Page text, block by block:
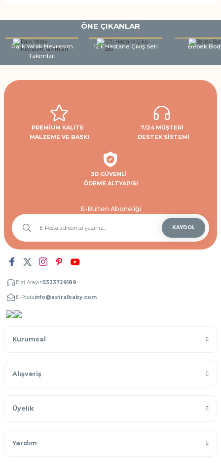
ÖNE ÇIKANLAR
Park Yatak Nevresim
Takımları
12'li Hastane Çıkış Seti Bebek
PREMİUM KALİTE
MALZEME VE BASKI
7/24 MÜŞTERİ
DESTEK SİSTEMİ
3D GÜVENLİ
ÖDEME ALTYAPISI
E-Bülten Aboneliği
KAYDOL
Bizi Arayın5333729189
E-Postainfo@astralbaby.com
Kurumsal
Alışveriş
Üyelik
Yardım